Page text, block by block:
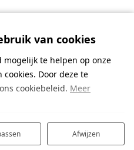
van cookies
mogelijk te helpen op onze
Door deze te
cookiebeleid. Meer
Afwijzen